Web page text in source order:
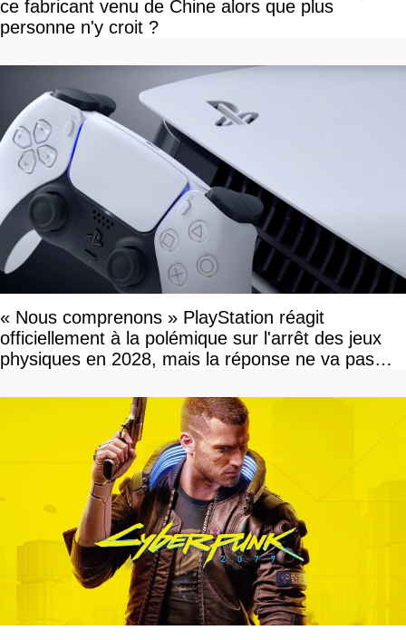
ce fabricant venu de Chine alors que plus
personne n'y croit ?
« Nous comprenons » PlayStation réagit
officiellement à la polémique sur l'arrêt des jeux
physiques en 2028, mais la réponse ne va pas